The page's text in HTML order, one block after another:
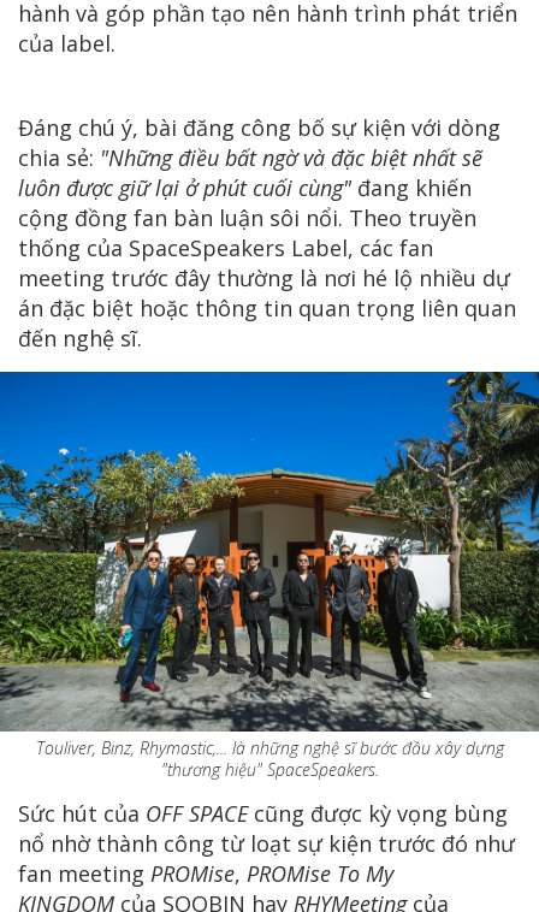
hành và góp phần tạo nên hành trình phát triển
của label.
Đáng chú ý, bài đăng công bố sự kiện với dòng
chia sẻ: "Những điều bất ngờ và đặc biệt nhất sẽ
luôn được giữ lại ở phút cuối cùng"đang khiến
cộng đồng fan bàn luận sôi nổi. Theo truyền
thống của SpaceSpeakers Label, các fan
meeting trước đây thường là nơi hé lộ nhiều dự
án đặc biệt hoặc thông tin quan trọng liên quan
đến nghệ sĩ.
Touliver, Binz, Rhymastic,... là những nghệ sĩ bước đầu xây dựng
"thương hiệu" SpaceSpeakers.
Sức hút của OFF SPACE cũng được kỳ vọng bùng
nổ nhờ thành công từ loạt sự kiện trước đó như
fan meeting PROMise, PROMise To My
KINGDOM của SOOBIN hay RHYMeetingcủa